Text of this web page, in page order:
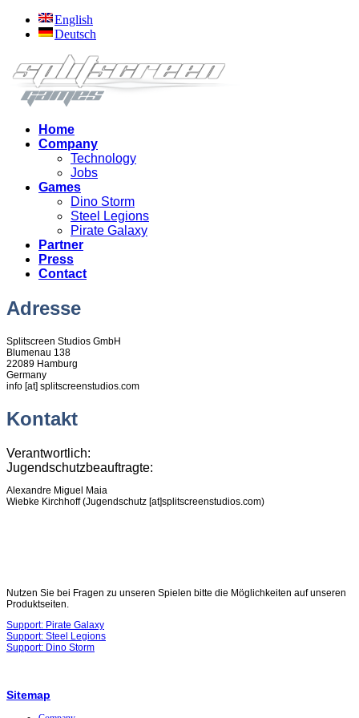
English
Deutsch
Home
Company
Technology
Jobs
Games
Dino Storm
Steel Legions
Pirate Galaxy
Partner
Press
Contact
Adresse
Splitscreen Studios GmbH
Blumenau 138
22089 Hamburg
Germany
info [at] splitscreenstudios.com
Kontakt
Verantwortlich:
Jugendschutzbeauftragte:
Alexandre Miguel Maia
Wiebke Kirchhoff (Jugendschutz [at]splitscreenstudios.com)
Nutzen Sie bei Fragen zu unseren Spielen bitte die Möglichkeiten auf unseren
Produktseiten.
Support: Pirate Galaxy
Support: Steel Legions
Support: Dino Storm
Sitemap